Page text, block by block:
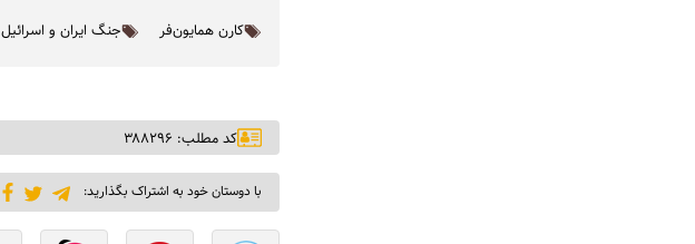
کارن همایون‌فر جنگ ایران و اسرائیل
کد مطلب: ۳۸۸۲۹۶
با دوستان خود به اشتراک بگذارید: